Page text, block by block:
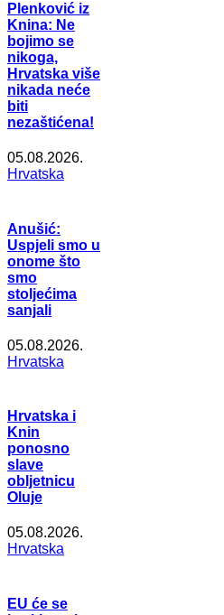
Plenković iz
Knina: Ne
bojimo se
nikoga,
Hrvatska više
nikada neće
biti
nezaštićena!
05.08.2026.
Hrvatska
Anušić:
Uspjeli smo u
onome što
smo
stoljećima
sanjali
05.08.2026.
Hrvatska
Hrvatska i
Knin
ponosno
slave
obljetnicu
Oluje
05.08.2026.
Hrvatska
EU će se